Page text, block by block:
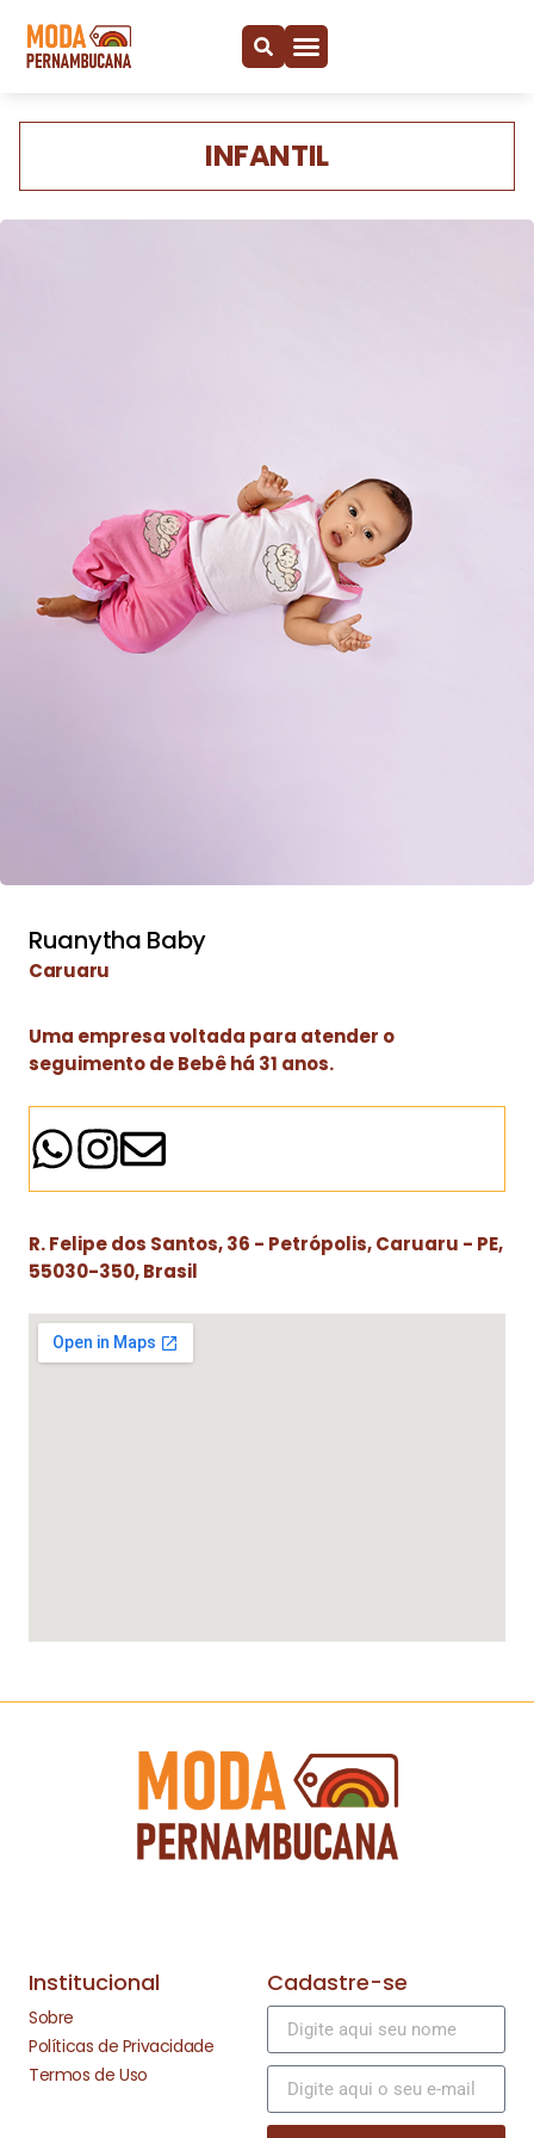
INFANTIL
Ruanytha Baby
Caruaru
Uma empresa voltada para atender o
seguimento de Bebê há 31 anos.
R. Felipe dos Santos, 36 - Petrópolis, Caruaru - PE,
55030-350, Brasil
Institucional
Sobre
Políticas de Privacidade
Termos de Uso
Cadastre-se